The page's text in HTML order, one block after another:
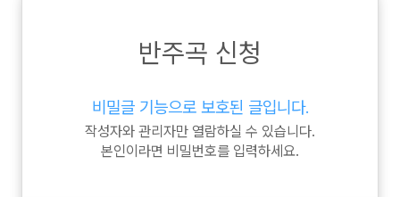
반주곡 신청
비밀글 기능으로 보호된 글입니다.
작성자와 관리자만 열람하실 수 있습니다.
본인이라면 비밀번호를 입력하세요.